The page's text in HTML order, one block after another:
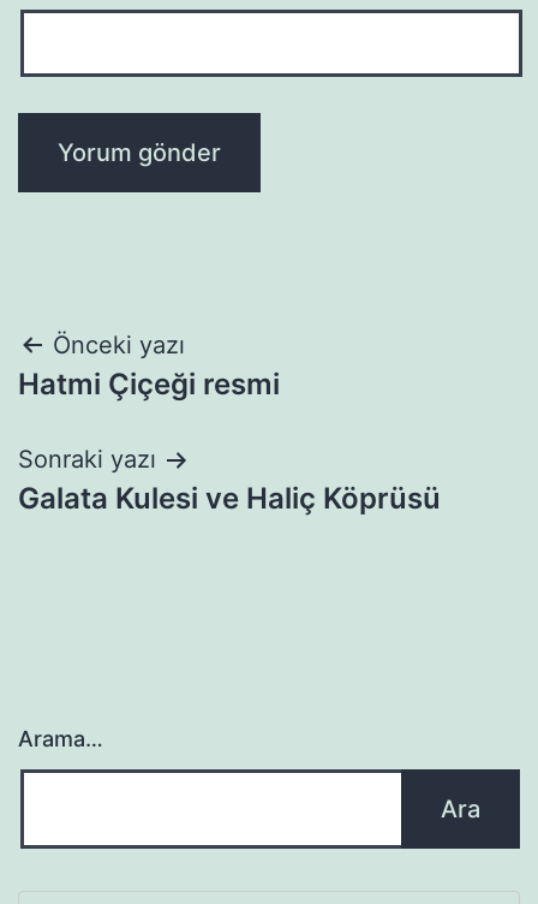
Yazı
gezinmesi
Önceki yazı
Hatmi Çiçeği resmi
Sonraki yazı
Galata Kulesi ve Haliç Köprüsü
Arama…